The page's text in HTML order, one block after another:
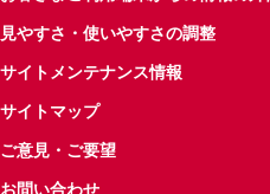
見やすさ・使いやすさの調整
サイトメンテナンス情報
サイトマップ
ご意見・ご要望
お問い合わせ